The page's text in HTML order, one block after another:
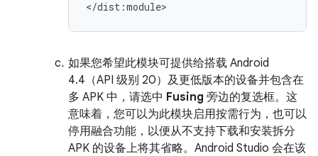
如果您希望此模块可提供给搭载 Android
4.4（API 级别 20）及更低版本的设备并包含在
多 APK 中，请选中 Fusing 旁边的复选框。这
意味着，您可以为此模块启用按需行为，也可以
停用融合功能，以便从不支持下载和安装拆分
APK 的设备上将其省略。Android Studio 会在该